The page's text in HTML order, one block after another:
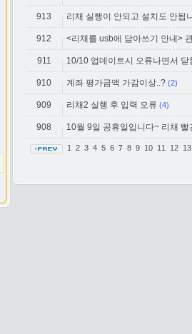
913 리채 실행이 안되고 설치도 안됩
912 <리채를 usb에 담아쓰기 안내>
911 10/10 업데이트시 오류나면서 닫
910 계좌 평가금액 가감이상..? (2)
909 리채2 실행 후 입력 오류 (4)
908 10월 9일 공휴일입니다~ 리채 빨
1 2 3 4 5 6 7 8 9 10 11 12